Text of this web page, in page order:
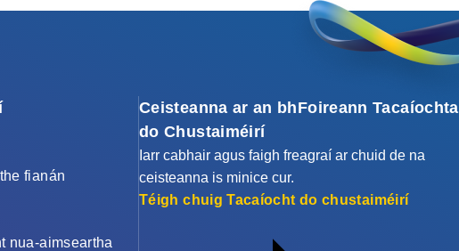
fianán
nua-aimseartha
Ceisteanna ar an bhFoireann Tacaíochta
do Chustaiméirí
Iarr cabhair agus faigh freagraí ar chuid de na
ceisteanna is minice cur.
Téigh chuig Tacaíocht do chustaiméirí